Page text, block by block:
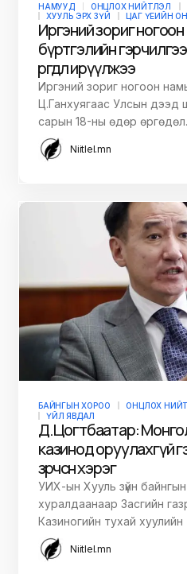
НАМУУД ОНЦЛОХ НИЙТЛЭЛ
ХУУЛЬ ЭРХ ЗҮЙ
ЦАГ ҮЕИЙН
Иргэний зориг
бүртгэлийн
өргөдөл ирүүлжээ
Иргэний зориг ногоон
Ц.Ганхуягаас Улсын дээд
сарын 18-ны өдөр
Niitlel.mn
БАЙНГЫН ХОРОО ОНЦЛОХ
ҮЙЛ ЯВДАЛ
Д.Цогтбаатар:
казинод оруулахгүй
зөрчсөн хэрэг
УИХ-ын Хууль зүйн
хуралдаанаар Засгийн
Казиногийн тухай хуулийн
Niitlel.mn